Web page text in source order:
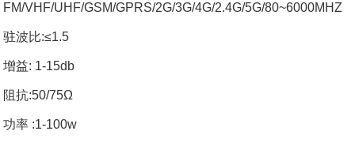
FM/VHF/UHF/GSM/GPRS/2G/3G/4G/2.4G/5G/80~6000MHZ
驻波比:≤1.5
增益: 1-15db
阻抗:50/75Ω
功率 :1-100w